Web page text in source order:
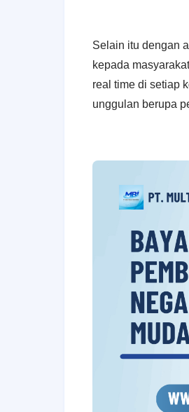
Selain itu dengan
kepada
real time di setiap
unggulan berupa